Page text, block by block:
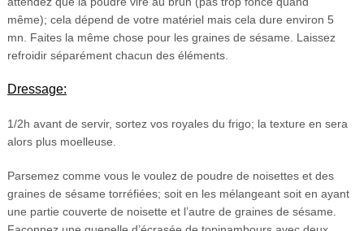
même); cela dépend de votre matériel mais cela dure environ 5
mn. Faites la même chose pour les graines de sésame. Laissez
refroidir séparément chacun des éléments.
Dressage:
1/2h avant de servir, sortez vos royales du frigo; la texture en sera
alors plus moelleuse.
Parsemez comme vous le voulez de poudre de noisettes et des
graines de sésame torréfiées; soit en les mélangeant soit en ayant
une partie couverte de noisette et l’autre de graines de sésame.